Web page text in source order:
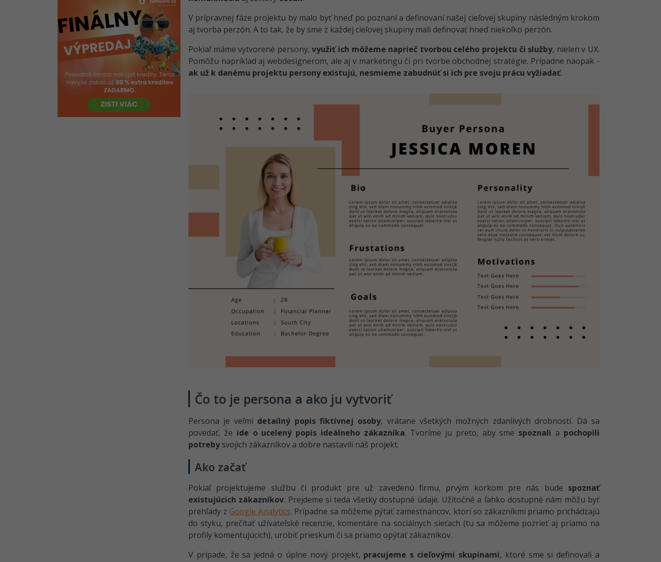
UX: Bočné navigačné menu
Informačná architektúra v UX
UX: Ako vybudovať dôveru
užívateľa
UX: Dojem rýchleho načítavania
Konštrukčné systémy v UX -
Mobile First, Flat Design
UX: Prečo mobilné menu patrí
V prípravnej fáze projektu by malo byť hneď po poznaní a definovaní našej cieľovej skupiny následným krokom
aj tvorba perzón. A to tak, že by sme z každej cieľovej skupiny mali definovať hneď niekoľko perzón.
Pokiaľ máme vytvorené persony,využiť ich môžeme naprieč tvorbou celého projektu či služby, nielen v UX.
Pomôžu napríklad aj webdesignerom, ale aj v marketingu či pri tvorbe obchodnej stratégie. Prípadne naopak -
ak už k danému projektu persony existujú, nesmieme zabudnúť si ich pre svoju prácu vyžiadať:
Čo to je persona a ako ju vytvoriť
Persona je veľmi detailný popis fiktívnej osoby, vrátane všetkých možných zdanlivých drobností. Dá sa
povedať, že ide o ucelený popis ideálneho zákazníka. Tvoríme ju preto, aby sme spoznali a pochopili
potrebysvojich zákazníkov a dobre nastavili náš projekt.
Ako začať
Pokiaľ projektujeme službu či produkt pre už zavedenú firmu, prvým korkom pre nás bude spoznať
existujúcich zákazníkov. Prejdeme si teda všetky dostupné údaje. Užitočné a ľahko dostupné nám môžu byť
prehľady z Google Analytics. Prípadne sa môžeme pýtať zamestnancov, ktorí so zákazníkmi priamo prichádzajú
do styku, prečítať užívateľské recenzie, komentáre na sociálnych sieťach (tu sa môžeme pozrieť aj priamo na
profily komentujúcich), urobiť prieskum či sa priamo opýtať zákazníkov.
V prípade, že sa jedná o úplne nový projekt, pracujeme s cieľovými skupinami, ktoré sme si definovali a